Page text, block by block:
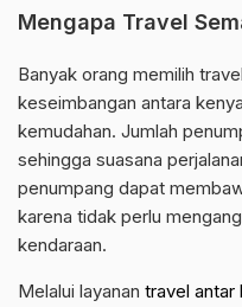
Mengapa Travel
Banyak orang memilih
keseimbangan antara
kemudahan. Jumlah
sehingga suasana
penumpang dapat
karena tidak perlu
kendaraan.
Melalui layanan travel